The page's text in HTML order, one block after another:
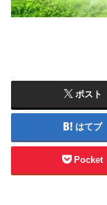
ポスト
はてブ
Pocket